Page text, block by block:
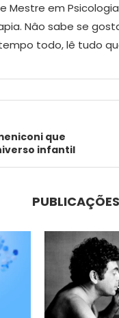
Mestre em
Nâo sabe se
todo, lê tudo
que
infantil